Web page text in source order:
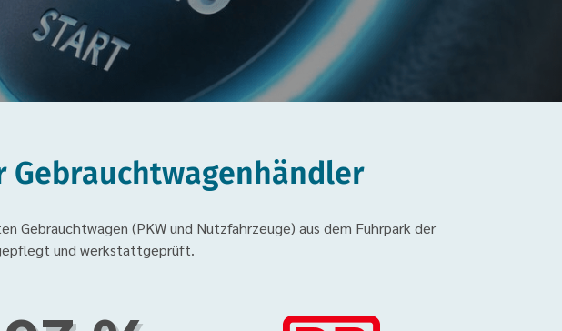
Gebrauchtwagenhändler
Gebrauchtwagen (PKW und Nutzfahrzeuge) aus dem Fuhrpark der
und werkstattgeprüft.